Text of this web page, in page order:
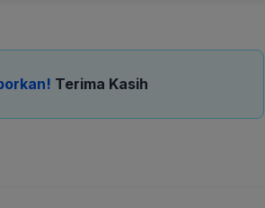
Terima Kasih